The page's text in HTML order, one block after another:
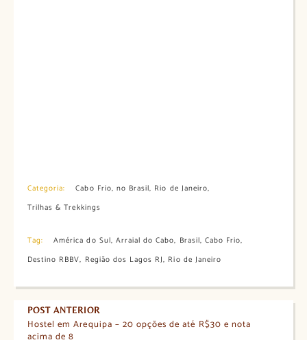
Categoria: Cabo Frio, no Brasil, Rio de Janeiro,
Trilhas & Trekkings
Tag: América do Sul, Arraial do Cabo, Brasil, Cabo Frio,
Destino RBBV, Região dos Lagos RJ, Rio de Janeiro
POST ANTERIOR
Hostel em Arequipa – 20 opções de até R$30 e nota